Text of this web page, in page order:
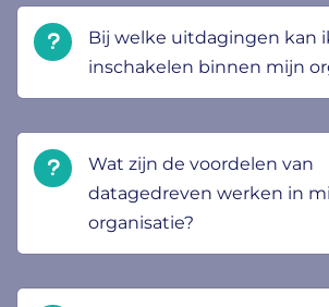
Bij welke uitdagingen kan
inschakelen binnen mijn
Wat zijn de voordelen van
datagedreven werken in
organisatie?